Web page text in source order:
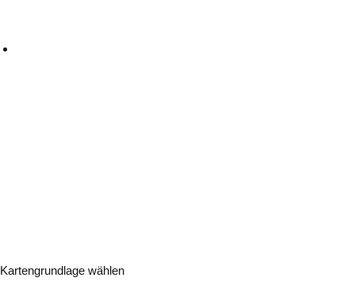
Kartengrundlage wählen